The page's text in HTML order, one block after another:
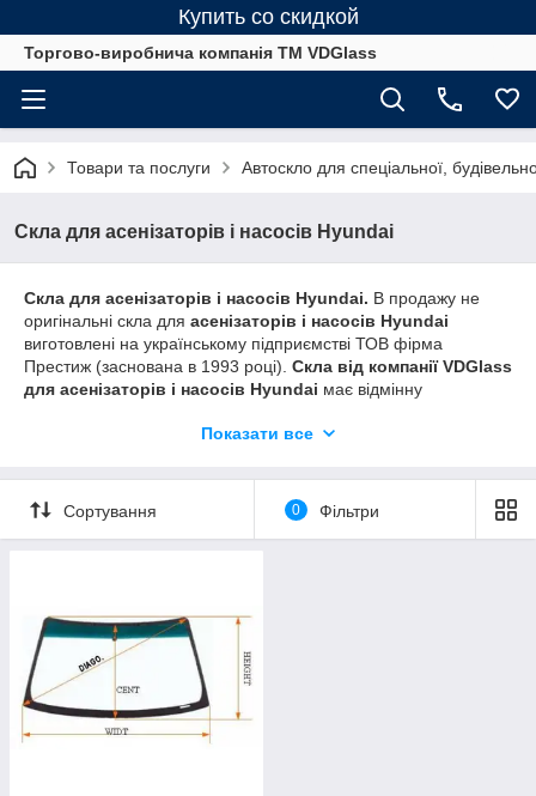
Купить со скидкой
Торгово-виробнича компанія ТМ VDGlass
Товари та послуги Автоскло для спеціальної,
Скла для асенізаторів і насосів Hyundai
Скла для асенізаторів і насосів Hyundai. В продажу не
оригінальні скла для асенізаторів і насосів Hyundai
виготовлені на українському підприємстві ТОВ фірма
Престиж (заснована в 1993 році). Скла від компанії VDGlass
для асенізаторів і насосів Hyundai має відмінну
відсутність відблисків, шовкографія (при необхідності) . Краї
спецтехнікиHyundai.
Скла на асенізатори та насоси
Hyundaiне уступають по
якості оригінальним стеклам. Скла виготовлені за оригіналом
Показати все
Сортування 0 Фільтри